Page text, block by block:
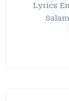
Lyrics